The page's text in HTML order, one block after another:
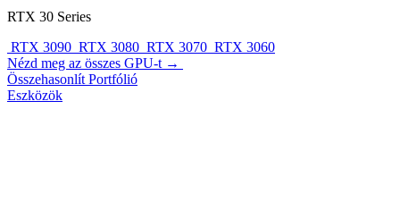
RTX 30 Series
RTX 3090 RTX 3080 RTX 3070 RTX 3060
Nézd meg az összes GPU-t →
Összehasonlít Portfólió
Eszközök